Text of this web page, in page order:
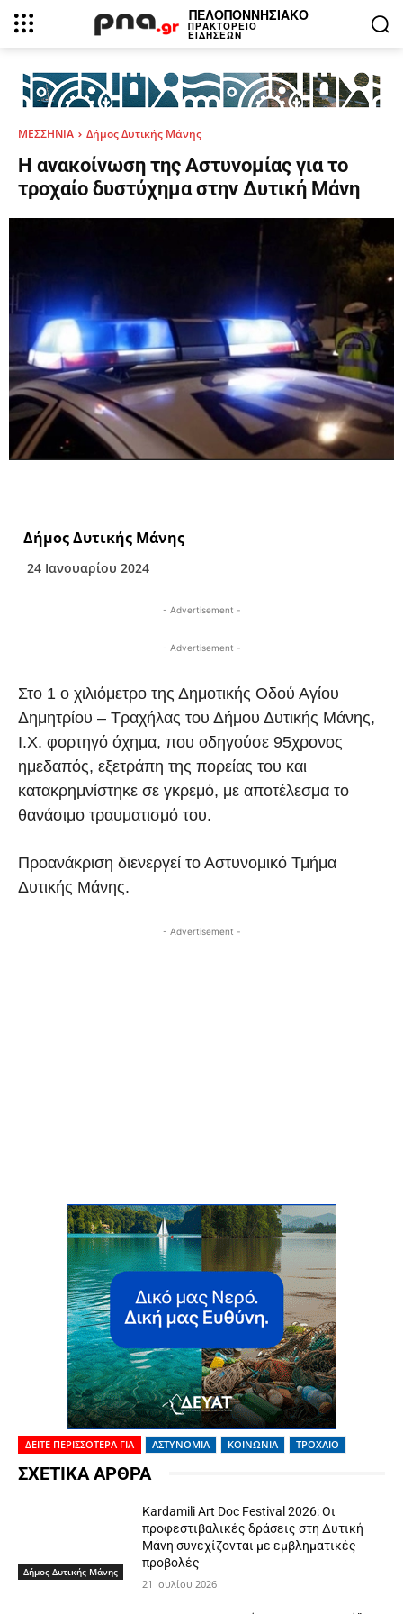
ΠΕΛΟΠΟΝΝΗΣΙΑΚΟ
ΠΡΑΚΤΟΡΕΙΟ
ΕΙΔΗΣΕΩΝ
ΜΕΣΣΗΝΙΑ Δήμος Δυτικής Μάνης
Η ανακοίνωση της Αστυνομίας για το
τροχαίο δυστύχημα στην Δυτική Μάνη
Δήμος Δυτικής Μάνης
24 Ιανουαρίου 2024
- Advertisement -
- Advertisement -
Στο 1 ο χιλιόμετρο της Δημοτικής Οδού Αγίου
Δημητρίου – Τραχήλας του Δήμου Δυτικής Μάνης,
Ι.Χ. φορτηγό όχημα, που οδηγούσε 95χρονος
ημεδαπός, εξετράπη της πορείας του και
κατακρημνίστηκε σε γκρεμό, με αποτέλεσμα το
θανάσιμο τραυματισμό του.
Προανάκριση διενεργεί το Αστυνομικό Τμήμα
Δυτικής Μάνης.
- Advertisement -
ΔΕΙΤΕ ΠΕΡΙΣΣΟΤΕΡΑ ΓΙΑ ΑΣΤΥΝΟΜΙΑ ΚΟΙΝΩΝΙΑ ΤΡΟΧΑΙΟ
ΣΧΕΤΙΚΑ ΑΡΘΡΑ
Δήμος Δυτικής Μάνης
Kardamili Art Doc Festival 2026: Οι
προφεστιβαλικές δράσεις στη Δυτική
Μάνη συνεχίζονται με εμβληματικές
προβολές
21 Ιουλίου 2026